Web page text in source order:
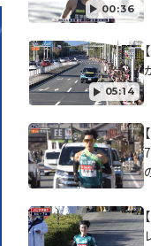
00:36
05:14